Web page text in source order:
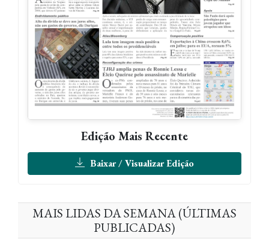
Edição Mais Recente
Baixar / Visualizar Edição
MAIS LIDAS DA SEMANA (ÚLTIMAS
PUBLICADAS)